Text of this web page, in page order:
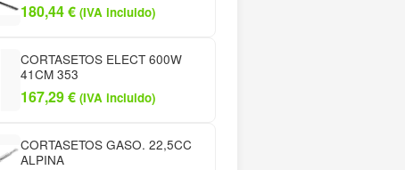
180,44€ (IVA incluido)
CORTASETOS ELECT 600W
41CM 353
167,29€ (IVA incluido)
CORTASETOS GASO. 22,5CC
ALPINA